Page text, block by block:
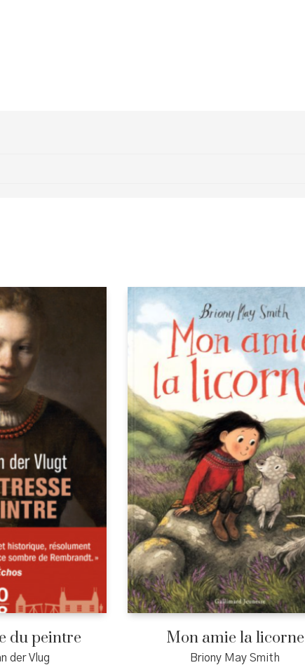
du peintre
der Vlug
Mon amie la licorne
Briony May Smith